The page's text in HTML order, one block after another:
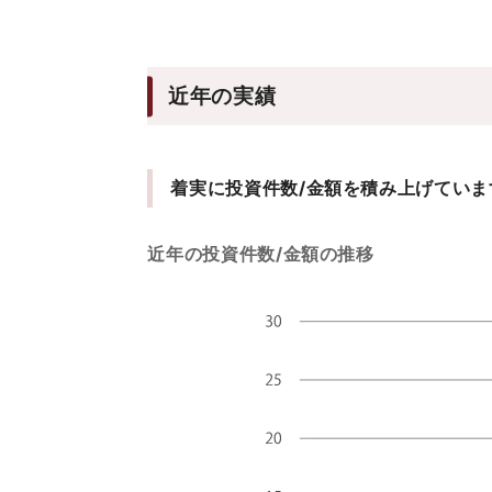
近年の実績
着実に投資件数/金額を積み上げてい
近年の投資件数/金額の推移